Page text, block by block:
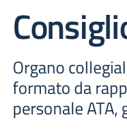
Organo
formato da
personale